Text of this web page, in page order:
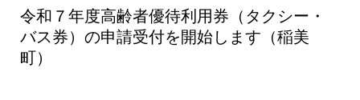
令和７年度高齢者優待利用券（タクシー・
バス券）の申請受付を開始します（稲美
町）